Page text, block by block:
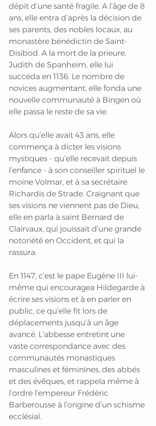
dépit d’une santé fragile. A l’âge de 8
ans, elle entra d’après la décision de
ses parents, des nobles locaux, au
monastère bénédictin de Saint-
Disibod. A la mort de la prieure,
Judith de Spanheim, elle lui
succéda en 1136. Le nombre de
novices augmentant, elle fonda une
nouvelle communauté à Bingen où
elle passa le reste de sa vie.
Alors qu’elle avait 43 ans, elle
commença à dicter les visions
mystiques - qu’elle recevait depuis
l’enfance - à son conseiller spirituel le
moine Volmar, et à sa secrétaire
Richardis de Strade. Craignant que
ses visions ne viennent pas de Dieu,
elle en parla à saint Bernard de
Clairvaux, qui jouissait d’une grande
notoriété en Occident, et qui la
rassura.
En 1147, c’est le pape Eugène III lui-
même qui encouragea Hildegarde à
écrire ses visions et à en parler en
public, ce qu’elle fit lors de
déplacements jusqu’à un âge
avancé. L’abbesse entretint une
vaste correspondance avec des
communautés monastiques
masculines et féminines, des abbés
et des évêques, et rappela même à
l’ordre l’empereur Frédéric
Barberousse à l’origine d’un schisme
ecclésial.